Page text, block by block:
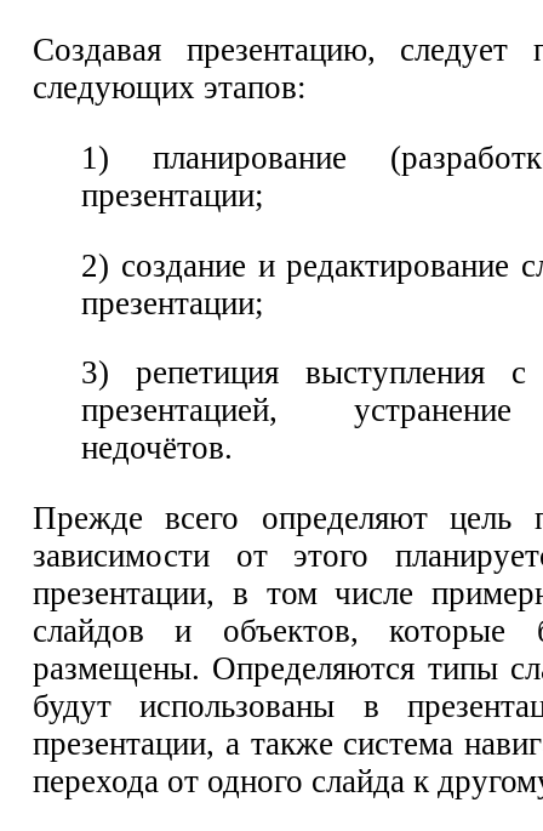
Создавая презентацию, следует
следующих этапов:
1) планирование
презентации;
2) создание и редактирование
презентации;
3) репетиция выступления с
презентацией,
недочётов.
Прежде всего определяют цель
зависимости от этого
презентации, в том числе
слайдов и объектов, которые
размещены. Определяются типы
будут использованы в
презентации, а также система
перехода от одного слайда к